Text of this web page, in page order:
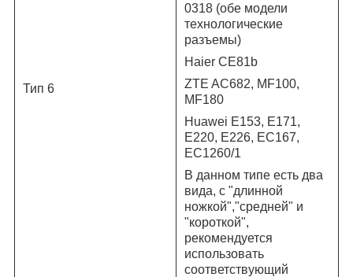
Тип 6
0318 (обе модели
технологические
разъемы)
Haier CE81b
ZTE AC682, MF100,
MF180
Huawei E153, E171,
E220, E226, EC167,
EC1260/1
В данном типе есть два
вида, с "длинной
ножкой","средней" и
"короткой",
рекомендуется
использовать
соответствующий